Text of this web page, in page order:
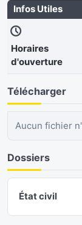
Infos Utiles
Horaires
d'ouverture
Télécharger
Aucun fichier
Dossiers
État civil